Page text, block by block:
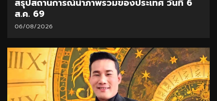
สรุปสถานการณ์น้ำภาพรวมของประเทศ วันที่ 6
ส.ค. 69
06/08/2026